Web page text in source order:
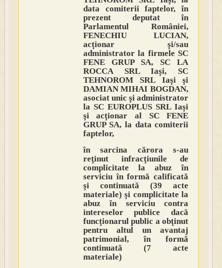
data comiterii faptelor, în
prezent deputat în
Parlamentul României,
FENECHIU LUCIAN,
acţionar şi/sau
administrator la firmele SC
FENE GRUP SA, SC LA
ROCCA SRL Iaşi, SC
TEHNOROM SRL Iaşi şi
DAMIAN MIHAI BOGDAN,
asociat unic şi administrator
la SC EUROPLUS SRL Iaşi
şi acţionar al SC FENE
GRUP SA, la data comiterii
faptelor,
în sarcina cărora s-au
reţinut infracţiunile de
complicitate la abuz în
serviciu în formă calificată
şi continuată (39 acte
materiale) şi complicitate la
abuz în serviciu contra
intereselor publice dacă
funcţionarul public a obţinut
pentru altul un avantaj
patrimonial, în formă
continuată (7 acte
materiale)